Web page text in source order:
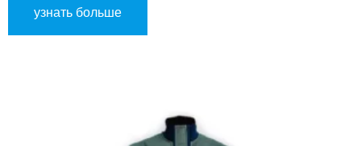
узнать больше